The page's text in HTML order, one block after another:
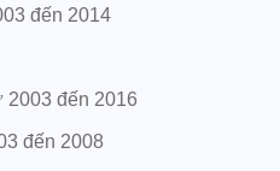
đến 2014
2003 đến 2016
đến 2008